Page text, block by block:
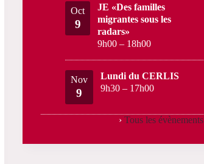
Oct
9
JE «Des familles
migrantes sous les
radars»
9h00 – 18h00
Nov
9
Lundi du CERLIS
9h30 – 17h00
› Tous les évènements